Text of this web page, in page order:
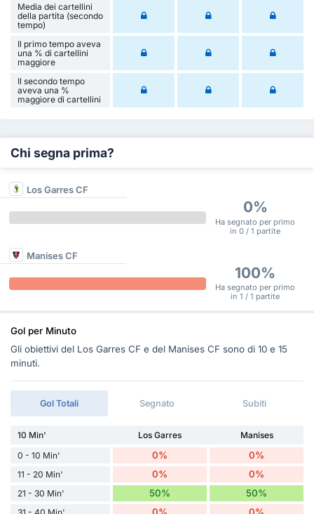
Media dei cartellini
della partita (secondo
tempo)
Il primo tempo aveva
una % di cartellini
maggiore
Il secondo tempo
aveva una %
maggiore di cartellini
Chi segna prima?
Los Garres CF
0%
Ha segnato per primo
in 0 / 1 partite
Manises CF
100%
Ha segnato per primo
in 1 / 1 partite
Gol per Minuto
Gli obiettivi del Los Garres CF e del Manises CF sono di 10 e 15
minuti.
Gol Totali Segnato Subiti
10 Min' Los Garres
Manises
0 - 10 Min'
0% 0%
11 - 20 Min' 0% 0%
21 - 30 Min' 50% 50%
0% 0%